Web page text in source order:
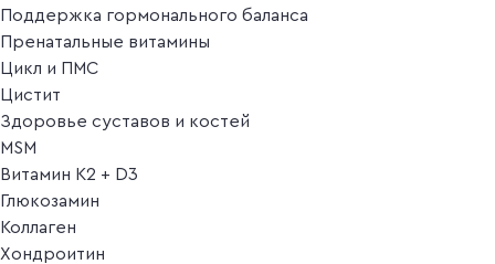
Поддержка гормонального баланса
Пренатальные витамины
Цикл и ПМС
Цистит
Здоровье суставов и костей
MSM
Витамин K2 + D3
Глюкозамин
Коллаген
Хондроитин